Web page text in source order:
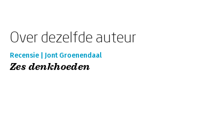
Over dezelfde auteur
Recensie | Jont Groenendaal
Zes denkhoeden